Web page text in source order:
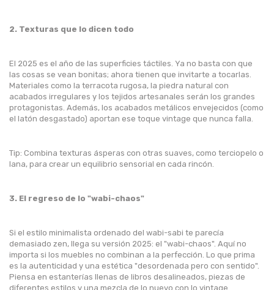
2. Texturas que lo dicen todo
El 2025 es el año de las superficies táctiles. Ya no basta con que
las cosas se vean bonitas; ahora tienen que invitarte a tocarlas.
Materiales como la terracota rugosa, la piedra natural con
acabados irregulares y los tejidos artesanales serán los grandes
protagonistas. Además, los acabados metálicos envejecidos (como
el latón desgastado) aportan ese toque vintage que nunca falla.
Tip: Combina texturas ásperas con otras suaves, como terciopelo o
lana, para crear un equilibrio sensorial en cada rincón.
3. El regreso de lo "wabi-chaos"
Si el estilo minimalista ordenado del wabi-sabi te parecía
demasiado zen, llega su versión 2025: el "wabi-chaos". Aquí no
importa si los muebles no combinan a la perfección. Lo que prima
es la autenticidad y una estética "desordenada pero con sentido".
Piensa en estanterías llenas de libros desalineados, piezas de
diferentes estilos y una mezcla de lo nuevo con lo vintage.